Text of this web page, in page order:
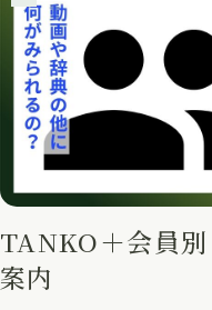
TANKO＋会員
案内